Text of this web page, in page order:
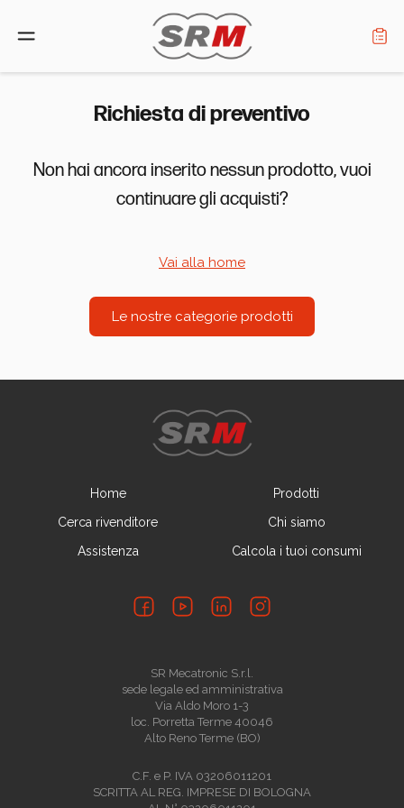
Lingua: Italiano
Home
Cerca rivenditore
Chi siamo
Richiesta di preventivo
Non hai ancora inserito nessun prodotto, vuoi
continuare gli acquisti?
Vai alla home
Le nostre categorie prodotti
Home
Prodotti
Cerca rivenditore
Chi siamo
Assistenza
Calcola i tuoi consumi
SR Mecatronic S.r.l.
sede legale ed amministrativa
Via Aldo Moro 1-3
loc. Porretta Terme 40046
Alto Reno Terme (BO)
C.F. e P. IVA 03206011201
SCRITTA AL REG. IMPRESE DI BOLOGNA